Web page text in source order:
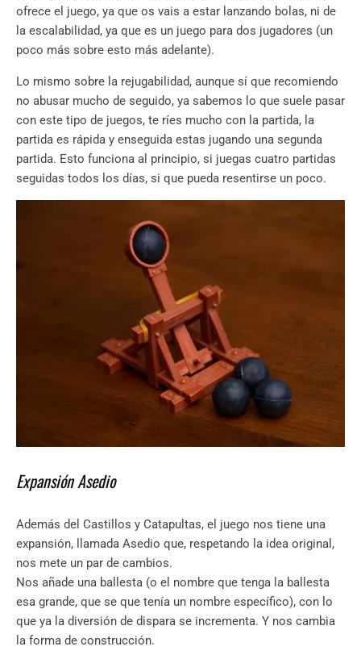
ofrece el juego, ya que os vais a estar lanzando bolas, ni de
la escalabilidad, ya que es un juego para dos jugadores (un
poco más sobre esto más adelante).
Lo mismo sobre la rejugabilidad, aunque sí que recomiendo
no abusar mucho de seguido, ya sabemos lo que suele pasar
con este tipo de juegos, te ríes mucho con la partida, la
partida es rápida y enseguida estas jugando una segunda
partida. Esto funciona al principio, si juegas cuatro partidas
seguidas todos los días, si que pueda resentirse un poco.
Expansión Asedio
Además del Castillos y Catapultas, el juego nos tiene una
expansión, llamada Asedio que, respetando la idea original,
nos mete un par de cambios.
Nos añade una ballesta (o el nombre que tenga la ballesta
esa grande, que se que tenía un nombre específico), con lo
que ya la diversión de dispara se incrementa. Y nos cambia
la forma de construcción.